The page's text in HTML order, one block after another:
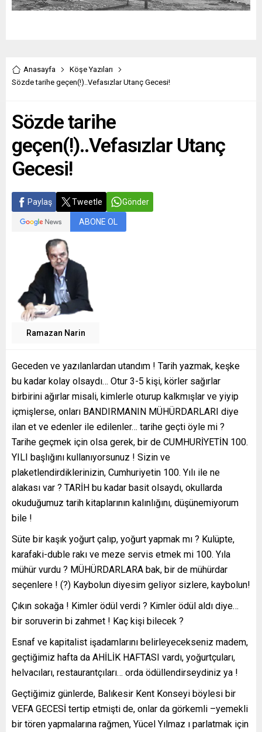
Anasayfa
Köşe Yazıları
Sözde tarihe geçen(!)..Vefasızlar Utanç Gecesi!
Sözde tarihe
geçen(!)..Vefasızlar Utanç
Gecesi!
Paylaş Tweetle Gönder
ABONE OL
Ramazan Narin
Geceden ve yazılanlardan utandım ! Tarih yazmak, keşke
bu kadar kolay olsaydı… Otur 3-5 kişi, körler sağırlar
birbirini ağırlar misali, kimlerle oturup kalkmışlar ve yiyip
içmişlerse, onları BANDIRMANIN MÜHÜRDARLARI diye
ilan et ve edenler ile edilenler… tarihe geçti öyle mi ?
Tarihe geçmek için olsa gerek, bir de CUMHURİYETİN 100.
YILI başlığını kullanıyorsunuz ! Sizin ve
plaketlendirdiklerinizin, Cumhuriyetin 100. Yılı ile ne
alakası var ? TARİH bu kadar basit olsaydı, okullarda
okuduğumuz tarih kitaplarının kalınlığını, düşünemiyorum
bile !
Süte bir kaşık yoğurt çalıp, yoğurt yapmak mı ? Kulüpte,
karafaki-duble rakı ve meze servis etmek mi 100. Yıla
mühür vurdu ? MÜHÜRDARLARA bak, bir de mühürdar
seçenlere ! (?) Kaybolun diyesim geliyor sizlere, kaybolun!
Çıkın sokağa ! Kimler ödül verdi ? Kimler ödül aldı diye…
bir soruverin bi zahmet ! Kaç kişi bilecek ?
Esnaf ve kapitalist işadamlarını belirleyecekseniz madem,
geçtiğimiz hafta da AHİLİK HAFTASI vardı, yoğurtçuları,
helvacıları, restaurantçıları… orda ödüllendirseydiniz ya !
Geçtiğimiz günlerde, Balıkesir Kent Konseyi böylesi bir
VEFA GECESİ tertip etmişti de, onlar da görkemli –yemekli
bir tören yapmalarına rağmen, Yücel Yılmaz ı parlatmak için